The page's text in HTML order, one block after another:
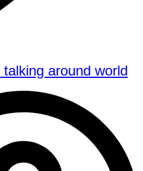
around world